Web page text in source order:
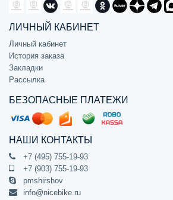
ЛИЧНЫЙ КАБИНЕТ
Личный кабинет
История заказа
Закладки
Рассылка
БЕЗОПАСНЫЕ ПЛАТЕЖИ
НАШИ КОНТАКТЫ
+7 (495) 755-19-93
+7 (903) 755-19-93
pmshirshov
info@nicebike.ru